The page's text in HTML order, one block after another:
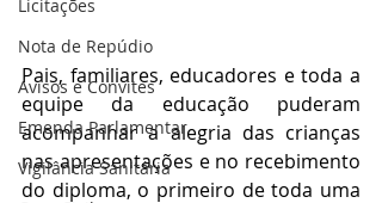
Licitações
Nota de Repúdio
Avisos e Convites
Emenda Parlamentar
Vigilância Sanitária
Pais, familiares, educadores e toda a
equipe da educação puderam
acompanhar a alegria das crianças
nas apresentações e no recebimento
do diploma, o primeiro de toda uma